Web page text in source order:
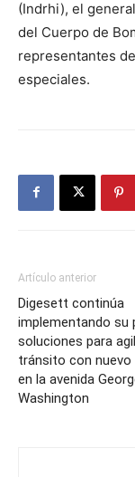
(Indrhi), el general
del Cuerpo de
representantes
especiales.
Artículo anterior
Digesett continúa
implementando su
soluciones para
tránsito con
en la avenida
Washington